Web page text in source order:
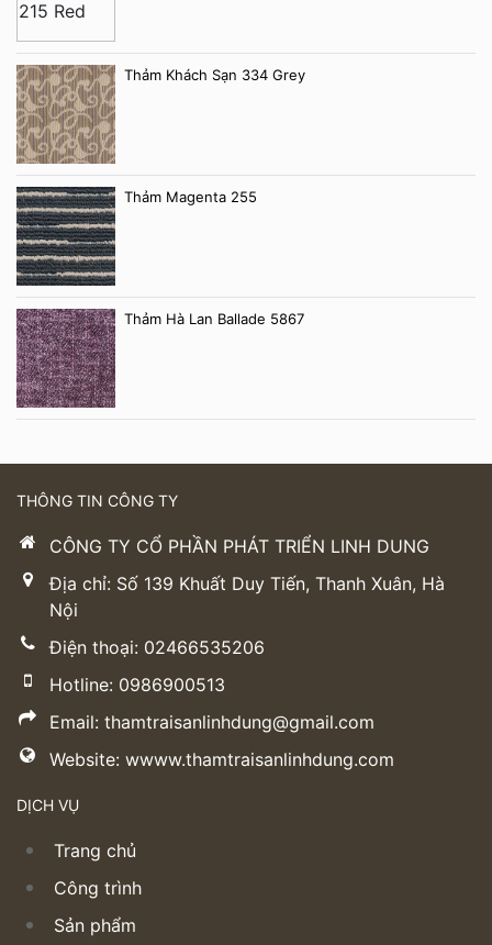
Thảm Khách Sạn 334 Grey
Thảm Magenta 255
Thảm Hà Lan Ballade 5867
THÔNG TIN CÔNG TY
CÔNG TY CỔ PHẦN PHÁT TRIỂN LINH DUNG
Địa chỉ: Số 139 Khuất Duy Tiến, Thanh Xuân, Hà
Nội
Điện thoại: 02466535206
Hotline: 0986900513
Email: thamtraisanlinhdung@gmail.com
Website: wwww.thamtraisanlinhdung.com
DỊCH VỤ
Trang chủ
Công trình
Sản phẩm